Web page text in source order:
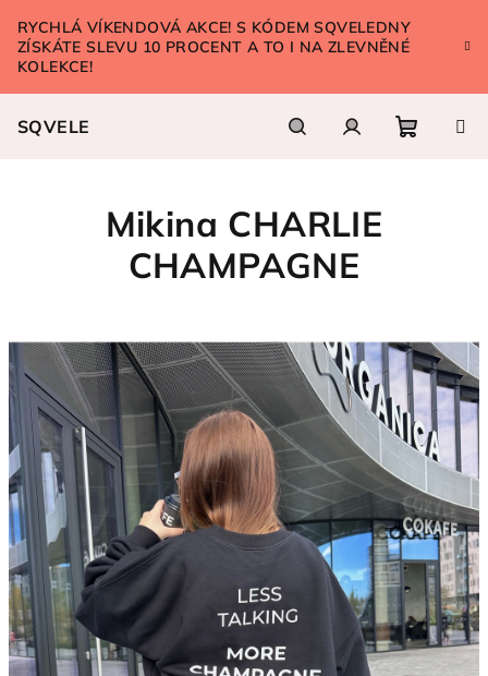
obsah
RYCHLÁ VÍKENDOVÁ AKCE! S KÓDEM SQVELEDNY
ZÍSKÁTE SLEVU 10 PROCENT A TO I NA ZLEVNĚNÉ
KOLEKCE!
SQVELE
Mikina CHARLIE
CHAMPAGNE